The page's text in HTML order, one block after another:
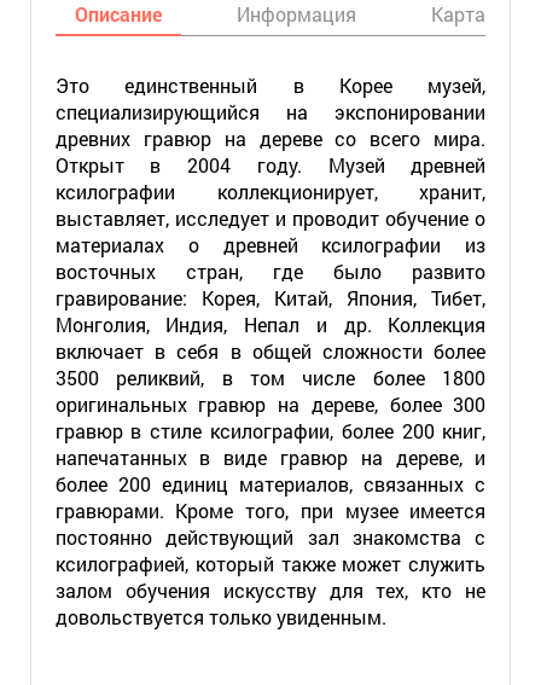
Описание Информация Карта
Это единственный в Корее музей,
специализирующийся на экспонировании
древних гравюр на дереве со всего мира.
Открыт в 2004 году. Музей древней
ксилографии коллекционирует, хранит,
выставляет, исследует и проводит обучение о
материалах о древней ксилографии из
восточных стран, где было развито
гравирование: Корея, Китай, Япония, Тибет,
Монголия, Индия, Непал и др. Коллекция
включает в себя в общей сложности более
3500 реликвий, в том числе более 1800
оригинальных гравюр на дереве, более 300
гравюр в стиле ксилографии, более 200 книг,
напечатанных в виде гравюр на дереве, и
более 200 единиц материалов, связанных с
гравюрами. Кроме того, при музее имеется
постоянно действующий зал знакомства с
ксилографией, который также может служить
залом обучения искусству для тех, кто не
довольствуется только увиденным.